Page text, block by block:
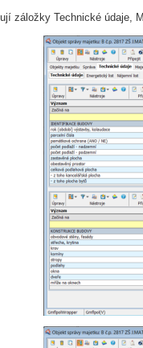
záložky Technické údaje,